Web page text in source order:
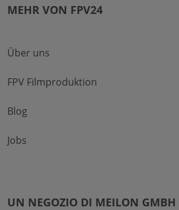
MEHR VON FPV24
Über uns
FPV Filmproduktion
Blog
Jobs
UN NEGOZIO DI MEILON GMBH